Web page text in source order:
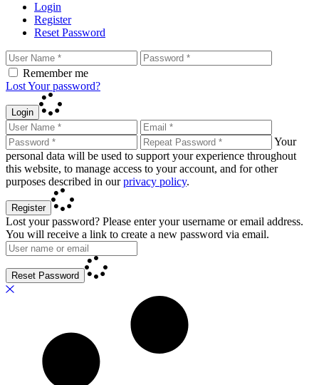
Login
Register
Reset Password
Remember me
Lost Your password?
Login
Your
personal data will be used to support your experience throughout
this website, to manage access to your account, and for other
purposes described in ourprivacy policy.
Register
Lost your password? Please enter your username or email address.
You will receive a link to create a new password via email.
Reset Password